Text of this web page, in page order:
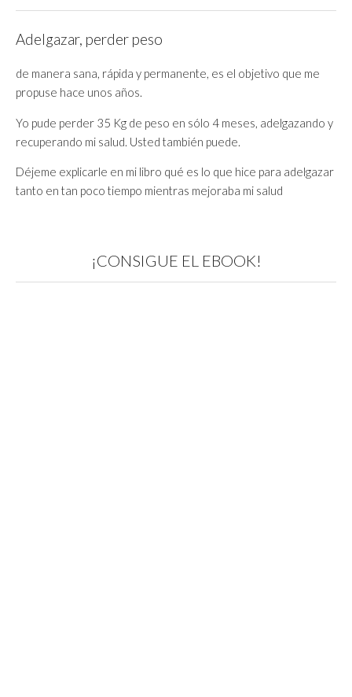
Adelgazar, perder peso
de manera sana, rápida y permanente, es el objetivo que me
propuse hace unos años.
Yo pude perder 35 Kg de peso en sólo 4 meses, adelgazando y
recuperando mi salud. Usted también puede.
Déjeme explicarle en mi libro qué es lo que hice para adelgazar
tanto en tan poco tiempo mientras mejoraba mi salud
¡CONSIGUE EL EBOOK!